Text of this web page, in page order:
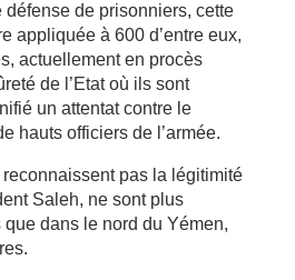
de prisonniers, cette
appliquée à 600 d’entre eux,
actuellement en procès
de l’Etat où ils sont
un attentat contre le
hauts officiers de l’armée.
pas la légitimité
Saleh, ne sont plus
dans le nord du Yémen,